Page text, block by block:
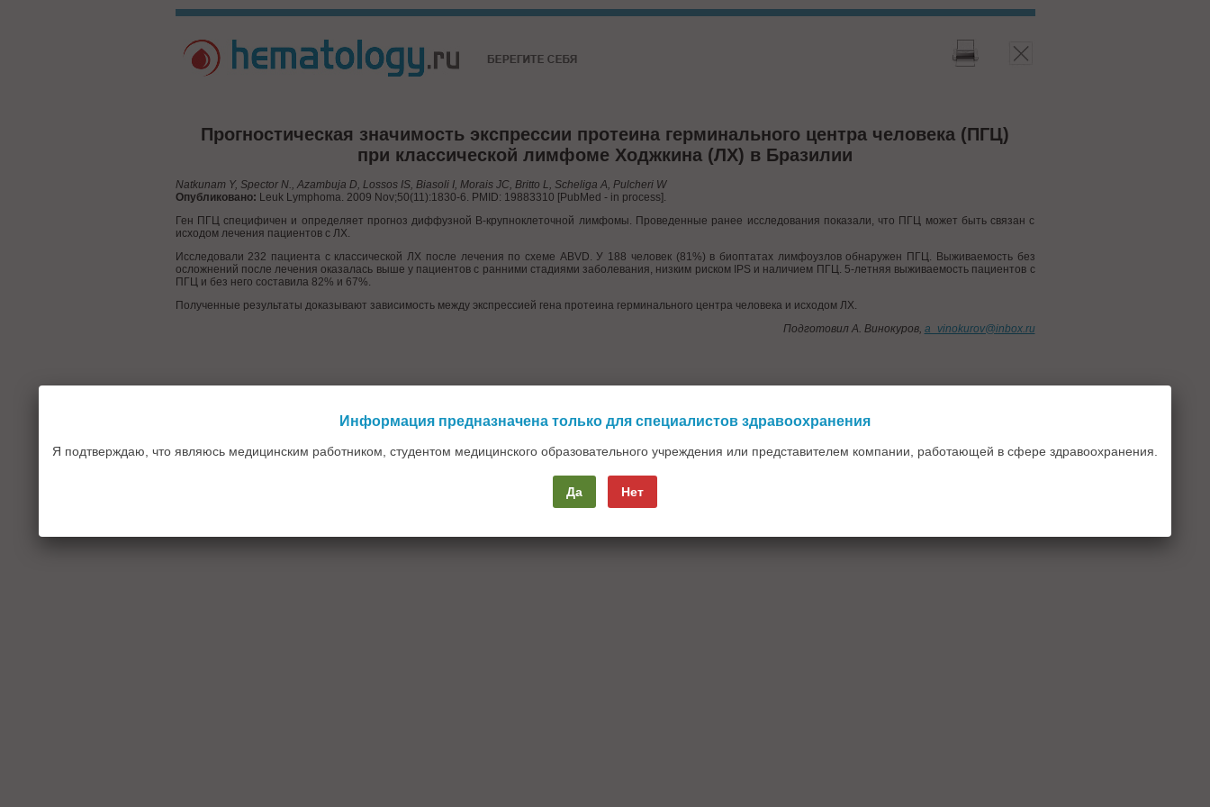
Прогностическая значимость экспрессии протеина герминального центра человека (ПГЦ)
при классической лимфоме Ходжкина (ЛХ) в Бразилии
Natkunam Y, Spector N., Azambuja D, Lossos IS, Biasoli I, Morais JC, Britto L, Scheliga A, Pulcheri W
Опубликовано: Leuk Lymphoma. 2009 Nov;50(11):1830-6. PMID: 19883310 [PubMed - in process].
Ген ПГЦ специфичен и определяет прогноз диффузной В-крупноклеточной лимфомы. Проведенные ранее исследования показали, что ПГЦ может быть связан с
исходом лечения пациентов с ЛХ.
Исследовали 232 пациента с классической ЛХ после лечения по схеме АВVD. У 188 человек (81%) в биоптатах лимфоузлов обнаружен ПГЦ. Выживаемость без
осложнений после лечения оказалась выше у пациентов с ранними стадиями заболевания, низким риском IPS и наличием ПГЦ. 5-летняя выживаемость пациентов с
ПГЦ и без него составила 82% и 67%.
Полученные результаты доказывают зависимость между экспрессией гена протеина герминального центра человека и исходом ЛХ.
Подготовил А. Винокуров, a_vinokurov@inbox.ru
Информационный ресурс HEMATOLOGY.ru и его составные части (фрагменты, проекты, материалы)
Конфиденциальность
Информация предназначена только для специалистов здравоохранения
Я подтверждаю, что являюсь медицинским работником, студентом медицинского образовательного учреждения или представителем компании, работающей в сфере здравоохранения.
Да Нет